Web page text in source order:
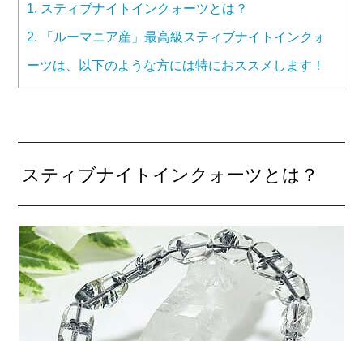
1. スティブナイトインクォーツとは？
2. 「ルーマニア産」最高級スティブナイトインクォ
ーツは、以下のような方には特におススメします！
スティブナイトインクォーツとは？